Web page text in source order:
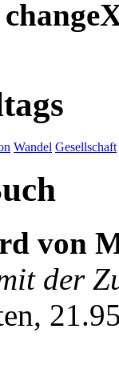
Wandel Gesellschaft
von
der